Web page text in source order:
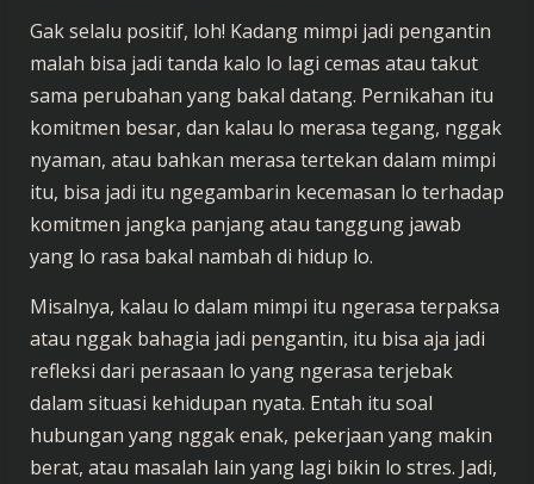
Gak selalu positif, loh! Kadang mimpi jadi pengantin
malah bisa jadi tanda kalo lo lagi cemas atau takut
sama perubahan yang bakal datang. Pernikahan itu
komitmen besar, dan kalau lo merasa tegang, nggak
nyaman, atau bahkan merasa tertekan dalam mimpi
itu, bisa jadi itu ngegambarin kecemasan lo terhadap
komitmen jangka panjang atau tanggung jawab
yang lo rasa bakal nambah di hidup lo.
Misalnya, kalau lo dalam mimpi itu ngerasa terpaksa
atau nggak bahagia jadi pengantin, itu bisa aja jadi
refleksi dari perasaan lo yang ngerasa terjebak
dalam situasi kehidupan nyata. Entah itu soal
hubungan yang nggak enak, pekerjaan yang makin
berat, atau masalah lain yang lagi bikin lo stres. Jadi,